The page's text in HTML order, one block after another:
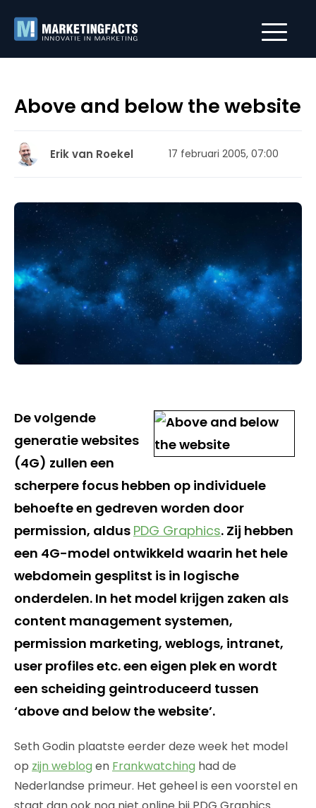
Above and below the website
Erik van Roekel 17 februari 2005, 07:00
De volgende
generatie websites
(4G) zullen een
scherpere focus hebben op individuele
behoefte en gedreven worden door
permission, aldus PDG Graphics. Zij hebben
een 4G-model ontwikkeld waarin het hele
webdomein gesplitst is in logische
onderdelen. In het model krijgen zaken als
content management systemen,
permission marketing, weblogs, intranet,
user profiles etc. een eigen plek en wordt
een scheiding geintroduceerd tussen
‘above and below the website’.
Seth Godin plaatste eerder deze week het model
op zijn weblog en Frankwatching had de
Nederlandse primeur. Het geheel is een voorstel en